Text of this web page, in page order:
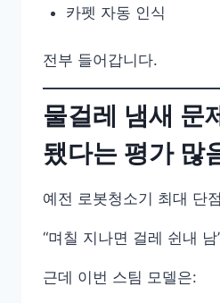
카펫 자동 인식
전부 들어갑니다.
물걸레 냄새 문
됐다는 평가 많
예전 로봇청소기 최대 단
“며칠 지나면 걸레 쉰내 남
근데 이번 스팀 모델은: